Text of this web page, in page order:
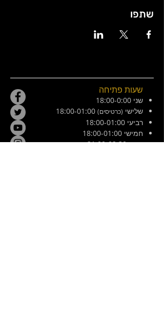
שתפו
שעות פתיחה
שני 18:00-0:00
שלישי (כרטיסים)
רביעי 18:00-01:00
חמישי 18:00-01:00
שישי 21:00-02:30